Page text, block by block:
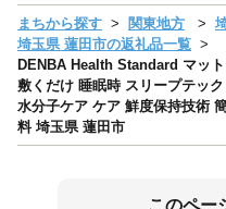
まちから探す 関東地方
埼玉県 蓮田市の返礼品一覧
DENBA Health Standard マッ
敷くだけ 睡眠時 スリープテッ
水分子ケア ケア 鮮度保持技術
料 埼玉県 蓮田市
このペー